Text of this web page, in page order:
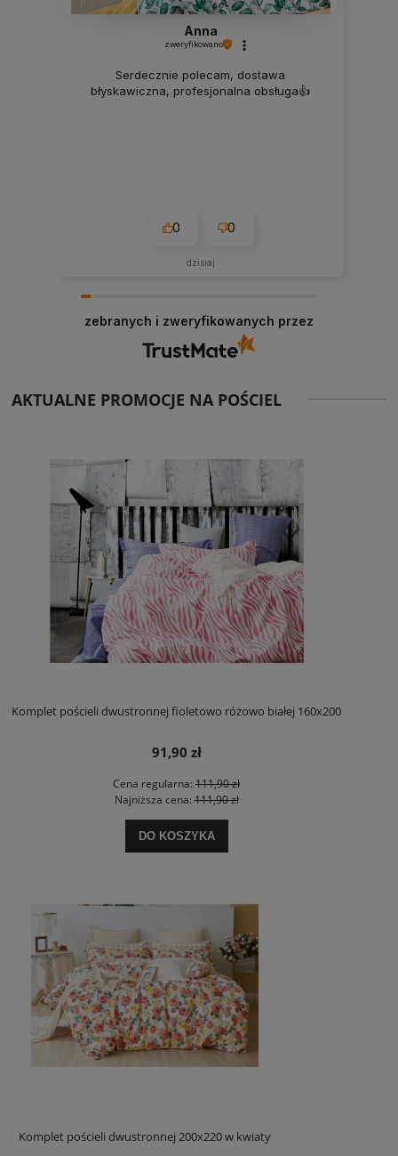
Anna
zweryfikowano
Serdecznie polecam, dostawa
błyskawiczna, profesjonalna obsługa👍️
0 0
dzisiaj
zebranych i zweryfikowanych przez
AKTUALNE PROMOCJE NA POŚCIEL
Komplet pościeli dwustronnej fioletowo różowo białej 160x200
91,90 zł
Cena regularna: 111,90 zł
Najniższa cena:111,90 zł
DO KOSZYKA
Komplet pościeli dwustronnej 200x220 w kwiaty